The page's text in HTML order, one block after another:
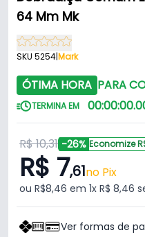
64 Mm Mk
SKU 5254|Mark
ÓTIMA HORA PARA
TERMINA EM 00:00:00.
R$ 10,31 -26% Economize
R$ 7,61no Pix
ou R$8,46 em 1x R$ 8,46
Ver formas de